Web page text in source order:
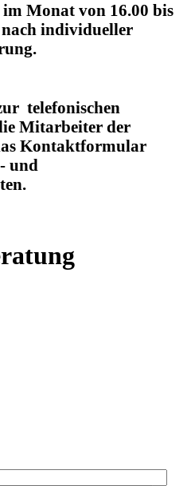
im Monat von 16.00 bis
individueller
telefonischen
Mitarbeiter der
Kontaktformular
und